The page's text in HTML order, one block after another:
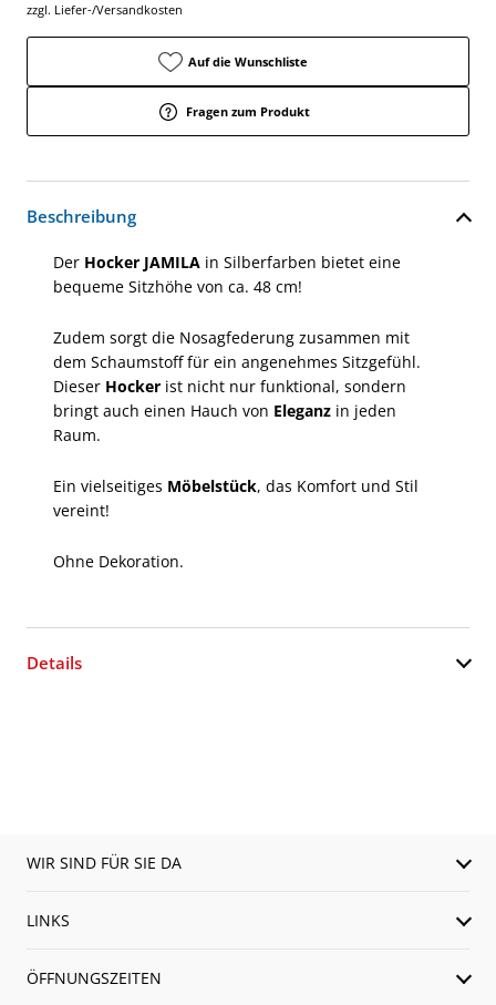
zzgl. Liefer-/Versandkosten
Auf die Wunschliste
Fragen zum Produkt
Beschreibung
Der Hocker JAMILA in Silberfarben bietet eine
bequeme Sitzhöhe von ca. 48 cm!
Zudem sorgt die Nosagfederung zusammen mit
dem Schaumstoff für ein angenehmes Sitzgefühl.
Dieser Hocker ist nicht nur funktional, sondern
bringt auch einen Hauch von Eleganz in jeden
Raum.
Ein vielseitiges Möbelstück, das Komfort und Stil
vereint!
Ohne Dekoration.
Details
WIR SIND FÜR SIE DA
LINKS
ÖFFNUNGSZEITEN